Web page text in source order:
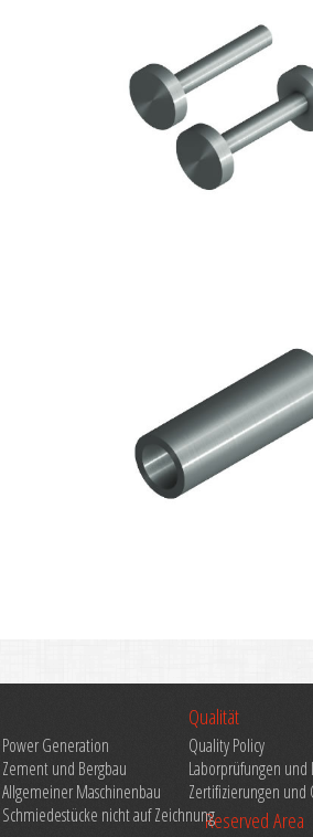
Power Generation
Zement und Bergbau
Allgemeiner Maschinenbau
Schmiedestücke nicht auf Zeichnung
Qualität
Quality Policy
Laborprüfungen
Zertifizierungen und
Reserved Area